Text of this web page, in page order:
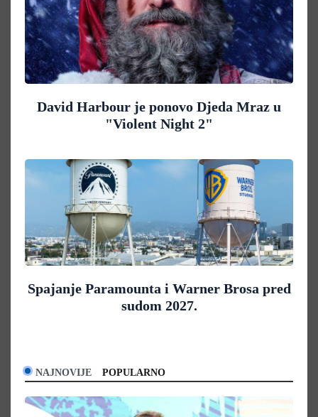
David Harbour je ponovo Djeda Mraz u
"Violent Night 2"
Spajanje Paramounta i Warner Brosa pred
sudom 2027.
NAJNOVIJE POPULARNO